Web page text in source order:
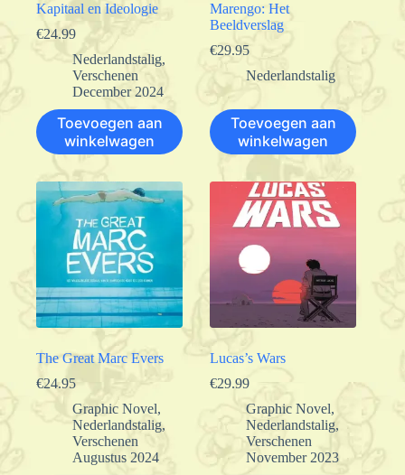
Kapitaal en Ideologie
€24.99
Nederlandstalig,
Verschenen
December 2024
Toevoegen aan
winkelwagen
Marengo: Het
Beeldverslag
€29.95
Nederlandstalig
Toevoegen aan
winkelwagen
The Great Marc Evers
€24.95
Graphic Novel,
Nederlandstalig,
Verschenen
Augustus 2024
Lucas’s Wars
€29.99
Graphic Novel,
Nederlandstalig,
Verschenen
November 2023